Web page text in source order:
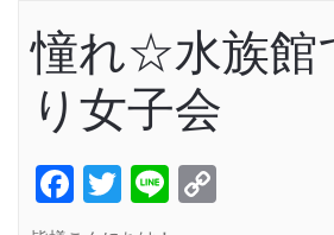
憧れ☆水族館
り女子会
Facebook
Twitter
Line